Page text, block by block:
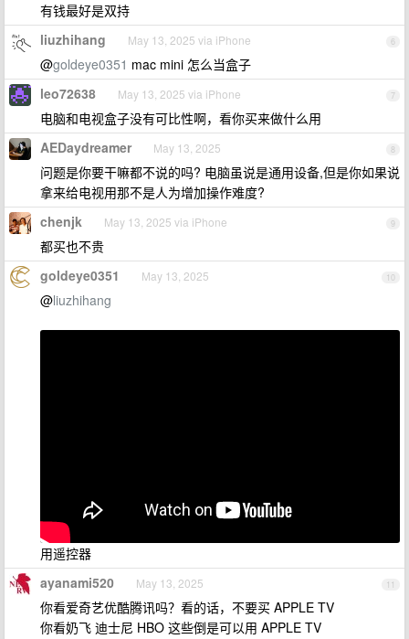
有钱最好是双持
6
liuzhihang May 13, 2025 via iPhone
@goldeye0351 mac mini 怎么当盒子
7
leo72638 May 13, 2025 via iPhone
电脑和电视盒子没有可比性啊，看你买来做什么用
8
AEDaydreamer May 13, 2025
问题是你要干嘛都不说的吗? 电脑虽说是通用设备,但是你如果说
拿来给电视用那不是人为增加操作难度?
9
chenjk May 13, 2025 via iPhone
都买也不贵
10
goldeye0351 May 13, 2025
@liuzhihang
用遥控器
11
ayanami520 May 13, 2025
你看爱奇艺优酷腾讯吗？看的话，不要买 APPLE TV
你看奶飞 迪士尼 HBO 这些倒是可以用 APPLE TV